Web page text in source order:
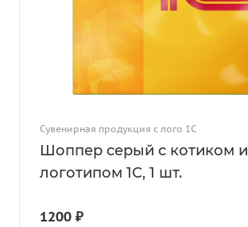
Сувенирная продукция с лого 1С
Шоппер серый с котиком и
логотипом 1С, 1 шт.
1200 ₽